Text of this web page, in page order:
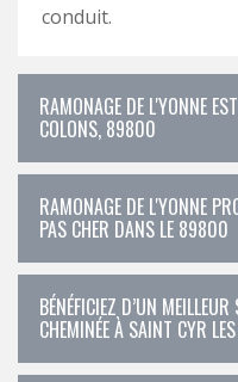
conduit.
RAMONAGE DE L'YONNE
COLONS, 89800
RAMONAGE DE L'YONNE
PAS CHER DANS LE 89800
BÉNÉFICIEZ D’UN
CHEMINÉE À SAINT CYR